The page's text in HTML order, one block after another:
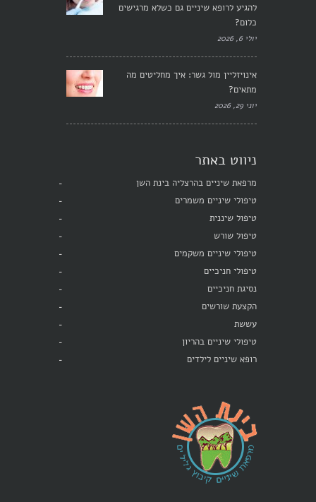
להגיע לרופא שיניים גם כשלא מרגישים
כלום?
יולי 6, 2026
אינויזליין מול גשר: איך מחליטים מה
מתאים?
יוני 29, 2026
ניווט באתר
מרפאת שיניים בהרצליה בינת השן
טיפולי שיניים משמרים
טיפול שיננית
טיפול שורש
טיפולי שיניים משקמים
טיפולי חניכיים
נסיגת חניכיים
הקצעת שורשים
עששת
טיפולי שיניים בהריון
רופא שיניים לילדים